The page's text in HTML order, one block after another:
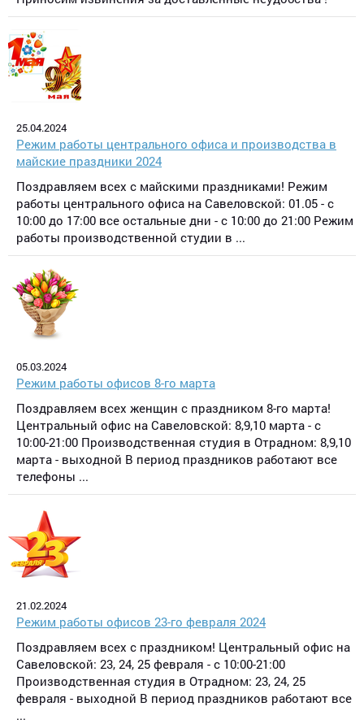
25.04.2024
Режим работы центрального офиса и производства в
майские праздники 2024
Поздравляем всех с майскими праздниками! Режим
работы центрального офиса на Савеловской: 01.05 - c
10:00 до 17:00 все остальные дни - с 10:00 до 21:00 Режим
работы производственной студии в ...
05.03.2024
Режим работы офисов 8-го марта
Поздравляем всех женщин с праздником 8-го марта!
Центральный офис на Савеловской: 8,9,10 марта - с
10:00-21:00 Производственная студия в Отрадном: 8,9,10
марта - выходной В период праздников работают все
телефоны ...
21.02.2024
Режим работы офисов 23-го февраля 2024
Поздравляем всех с праздником! Центральный офис на
Савеловской: 23, 24, 25 февраля - с 10:00-21:00
Производственная студия в Отрадном: 23, 24, 25
февраля - выходной В период праздников работают все
...